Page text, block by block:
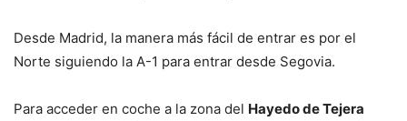
Desde Madrid, la manera más fácil de entrar es por el
Norte siguiendo la A-1 para entrar desde Segovia.
Para acceder en coche a la zona del Hayedo de Tejera